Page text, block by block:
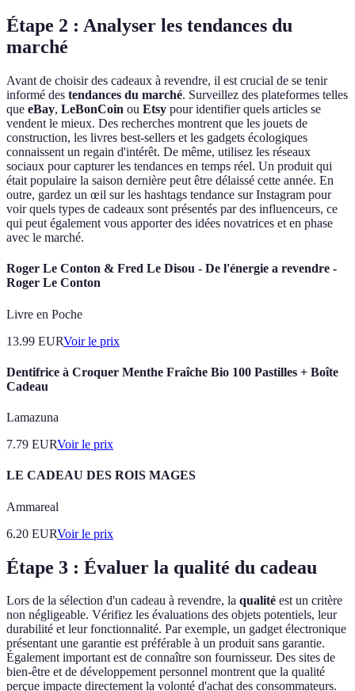
Étape 2 : Analyser les tendances du
marché
Avant de choisir des cadeaux à revendre, il est crucial de se tenir
informé des tendances du marché. Surveillez des plateformes telles
que eBay, LeBonCoin ou Etsy pour identifier quels articles se
vendent le mieux. Des recherches montrent que les jouets de
construction, les livres best-sellers et les gadgets écologiques
connaissent un regain d'intérêt. De même, utilisez les réseaux
sociaux pour capturer les tendances en temps réel. Un produit qui
était populaire la saison dernière peut être délaissé cette année. En
outre, gardez un œil sur les hashtags tendance sur Instagram pour
voir quels types de cadeaux sont présentés par des influenceurs, ce
qui peut également vous apporter des idées novatrices et en phase
avec le marché.
Roger Le Conton & Fred Le Disou - De l'énergie a revendre -
Roger Le Conton
Livre en Poche
13.99 EURVoir le prix
Dentifrice à Croquer Menthe Fraîche Bio 100 Pastilles + Boîte
Cadeau
Lamazuna
7.79 EURVoir le prix
LE CADEAU DES ROIS MAGES
Ammareal
6.20 EURVoir le prix
Étape 3 : Évaluer la qualité du cadeau
Lors de la sélection d'un cadeau à revendre, la qualité est un critère
non négligeable. Vérifiez les évaluations des objets potentiels, leur
durabilité et leur fonctionnalité. Par exemple, un gadget électronique
présentant une garantie est préférable à un produit sans garantie.
Également important est de connaître son fournisseur. Des sites de
bien-être et de développement personnel montrent que la qualité
perçue impacte directement la volonté d'achat des consommateurs.